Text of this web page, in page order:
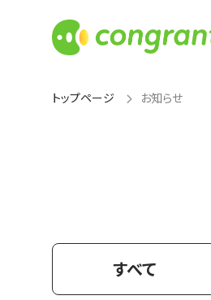
トップページ お知らせ
すべて